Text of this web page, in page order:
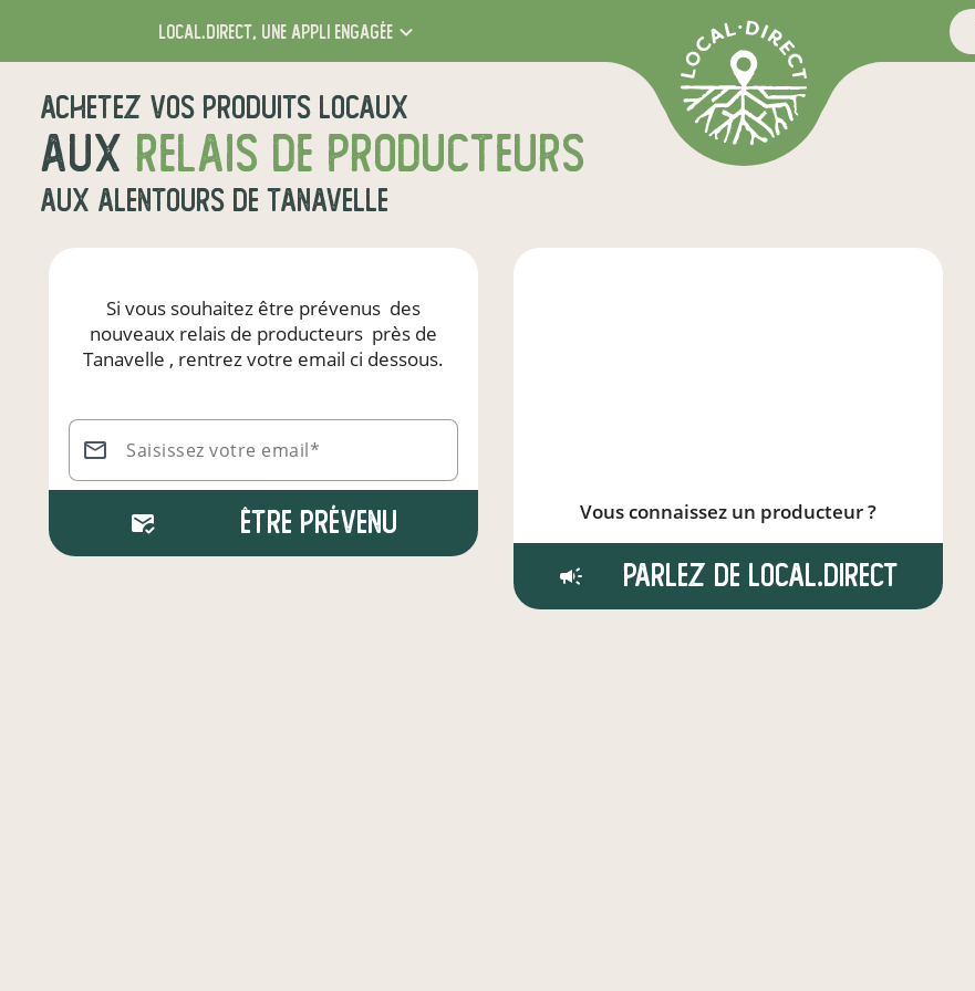
local.direct, une appli engagée
Achetez vos produits locaux
aux relais de producteurs
aux alentours de Tanavelle
Si vous souhaitez être prévenus des
nouveaux relais de producteurs près de
Tanavelle , rentrez votre email ci dessous.
Saisissez votre email*
Être prévenu Vous connaissez un producteur ?
Parlez de local.direct